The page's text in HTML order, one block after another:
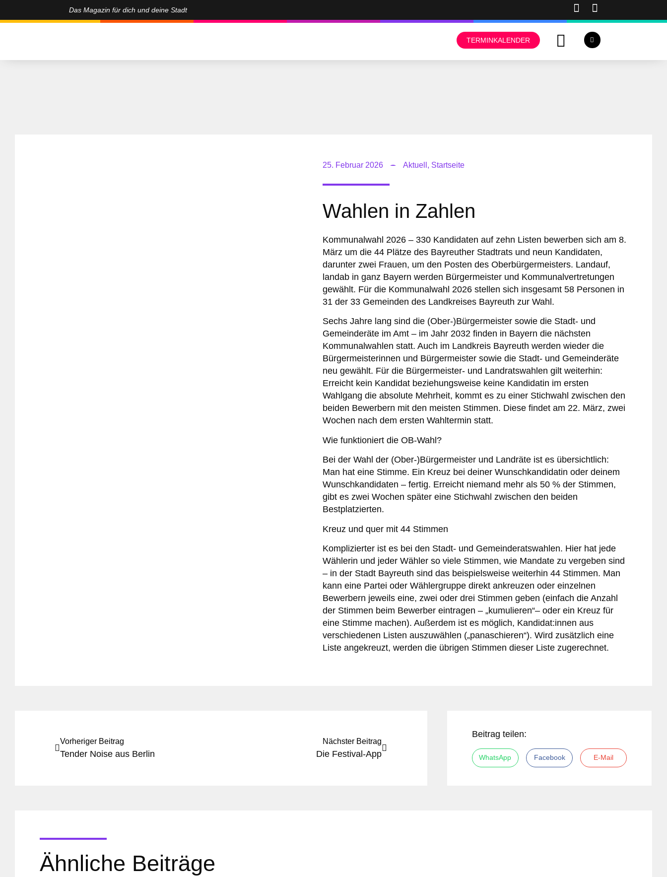
Das Magazin für dich und deine Stadt
TERMINKALENDER
25. Februar 2026 Aktuell , Startseite
Wahlen in Zahlen
Kommunalwahl 2026 – 330 Kandidaten auf zehn Listen bewerben sich am 8.
März um die 44 Plätze des Bayreuther Stadtrats und neun Kandidaten,
darunter zwei Frauen, um den Posten des Oberbürgermeisters. Landauf,
landab in ganz Bayern werden Bürgermeister und Kommunalvertretungen
gewählt. Für die Kommunalwahl 2026 stellen sich insgesamt 58 Personen in
31 der 33 Gemeinden des Landkreises Bayreuth zur Wahl.
Sechs Jahre lang sind die (Ober-)Bürgermeister sowie die Stadt- und
Gemeinderäte im Amt – im Jahr 2032 finden in Bayern die nächsten
Kommunalwahlen statt. Auch im Landkreis Bayreuth werden wieder die
Bürgermeisterinnen und Bürgermeister sowie die Stadt- und Gemeinderäte
neu gewählt. Für die Bürgermeister- und Landratswahlen gilt weiterhin:
Erreicht kein Kandidat beziehungsweise keine Kandidatin im ersten
Wahlgang die absolute Mehrheit, kommt es zu einer Stichwahl zwischen den
beiden Bewerbern mit den meisten Stimmen. Diese findet am 22. März, zwei
Wochen nach dem ersten Wahltermin statt.
Wie funktioniert die OB-Wahl?
Bei der Wahl der (Ober-)Bürgermeister und Landräte ist es übersichtlich:
Man hat eine Stimme. Ein Kreuz bei deiner Wunschkandidatin oder deinem
Wunschkandidaten – fertig. Erreicht niemand mehr als 50 % der Stimmen,
gibt es zwei Wochen später eine Stichwahl zwischen den beiden
Bestplatzierten.
Kreuz und quer mit 44 Stimmen
Komplizierter ist es bei den Stadt- und Gemeinderatswahlen. Hier hat jede
Wählerin und jeder Wähler so viele Stimmen, wie Mandate zu vergeben sind
– in der Stadt Bayreuth sind das beispielsweise weiterhin 44 Stimmen. Man
kann eine Partei oder Wählergruppe direkt ankreuzen oder einzelnen
Bewerbern jeweils eine, zwei oder drei Stimmen geben (einfach die Anzahl
der Stimmen beim Bewerber eintragen – „kumulieren“– oder ein Kreuz für
eine Stimme machen). Außerdem ist es möglich, Kandidat:innen aus
verschiedenen Listen auszuwählen („panaschieren“). Wird zusätzlich eine
Liste angekreuzt, werden die übrigen Stimmen dieser Liste zugerechnet.
Vorheriger Beitrag
Tender Noise aus Berlin
Nächster Beitrag
Die Festival-App
Beitrag teilen:
WhatsApp Facebook E-Mail
Ähnliche Beiträge